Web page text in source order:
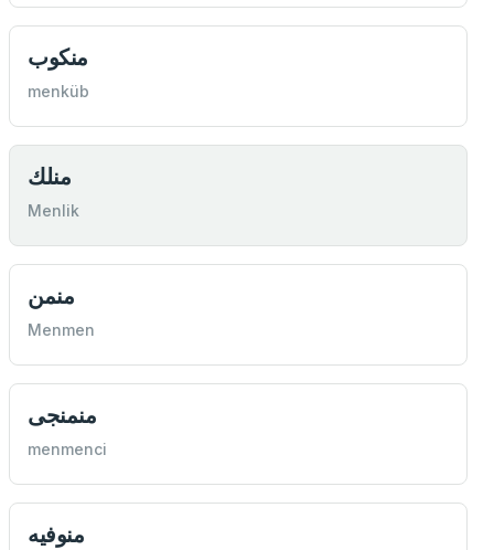
منكوب
menküb
منلك
Menlik
منمن
Menmen
منمنجی
menmenci
منوفيه